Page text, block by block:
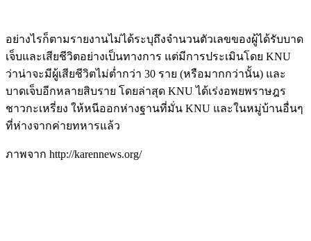
อย่างไรก็ตามรายงานไม่ได้ระบุถึงจำนวนตัวเลขของผู้ได้รับบาด
เจ็บและเสียชีวิตอย่างเป็นทางการ แต่มีการประเมินโดย KNU
ว่าน่าจะมีผู้เสียชีวิตไม่ต่ำกว่า 30 ราย (หรือมากกว่านั้น) และ
บาดเจ็บอีกหลายสิบราย โดยล่าสุด KNU ได้เร่งอพยพราษฎร
ชาวกะเหรี่ยง ให้หนีออกห่างฐานที่มั่น KNU และในหมู่บ้านอื่นๆ
ที่ห่างจากค่ายทหารแล้ว
ภาพจาก http://karennews.org/